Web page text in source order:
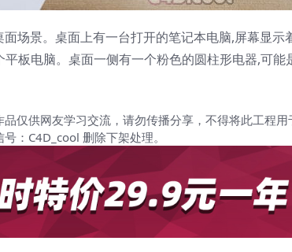
场景。桌面上有一台打开的笔记本电脑,屏幕显
板电脑。桌面一侧有一个粉色的圆柱形电器,可
仅供网友学习交流，请勿传播分享，不得将此工程
：C4D_cool 删除下架处理。